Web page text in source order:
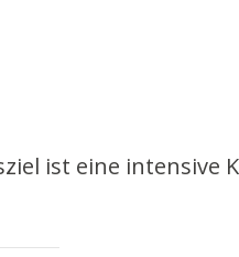
ist eine intensive